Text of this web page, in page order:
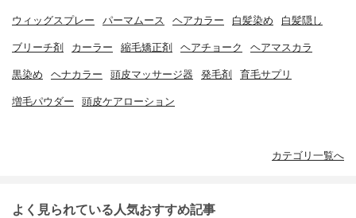
ウィッグスプレー パーマムース ヘアカラー 白髪染め 白髪隠し
ブリーチ剤 カーラー 縮毛矯正剤 ヘアチョーク ヘアマスカラ
黒染め ヘナカラー 頭皮マッサージ器 発毛剤 育毛サプリ
増毛パウダー 頭皮ケアローション
カテゴリ一覧へ
よく見られている人気おすすめ記事